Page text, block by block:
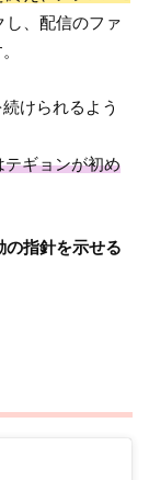
し、配信のファ
けられるよう
テギョンが初め
指針を示せる